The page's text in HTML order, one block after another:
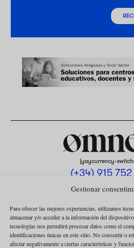
Gestionar
Para ofrecer las mejores experiencias, utilizamos
almacenar y/o acceder a la información del
tecnologías nos permitirá procesar datos como el
identificaciones únicas en este sitio. No consentir o
afectar negativamente a ciertas características y
[yaycurrency-
(+34) 915 752